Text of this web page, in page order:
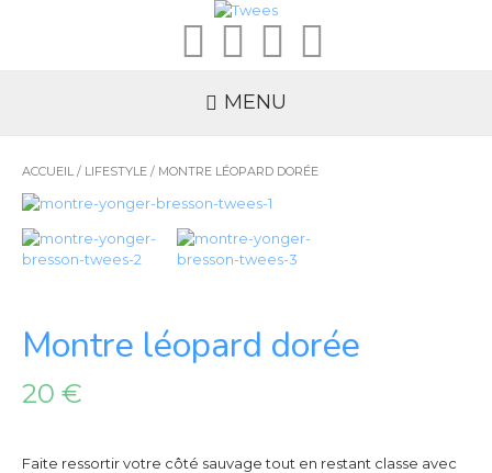
MENU
ACCUEIL / LIFESTYLE / MONTRE LÉOPARD DORÉE
Montre léopard dorée
20 €
Faite ressortir votre côté sauvage tout en restant classe avec